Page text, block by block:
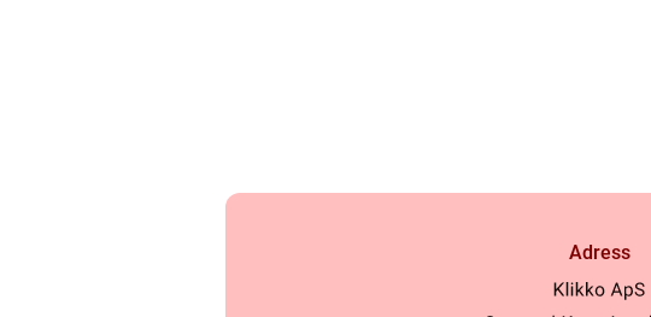
Adress